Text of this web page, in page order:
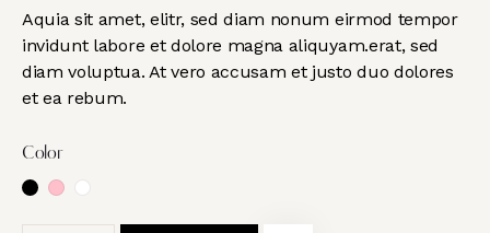
Aquia sit amet, elitr, sed diam nonum eirmod tempor
invidunt labore et dolore magna aliquyam.erat, sed
diam voluptua. At vero accusam et justo duo dolores
et ea rebum.
Color